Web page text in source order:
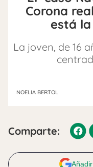
Corona
está
La joven, de 16
NOELIA BERTOL
Comparte: